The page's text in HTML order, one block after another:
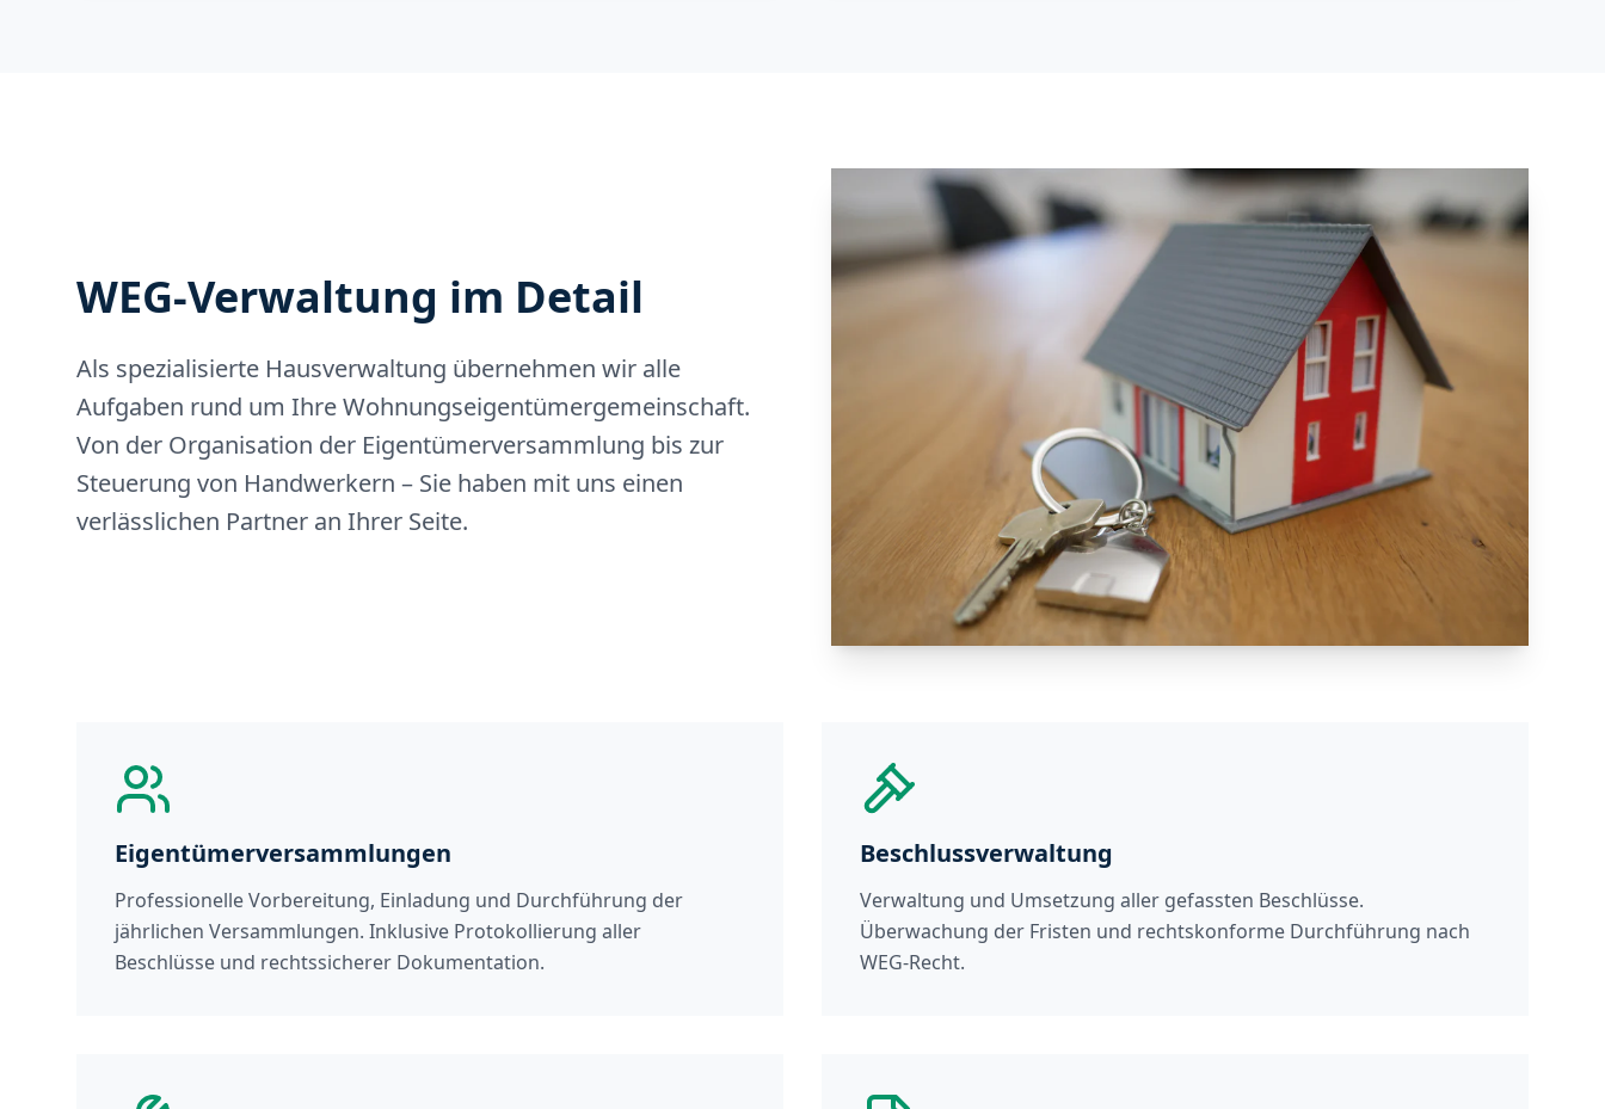
WEG-Verwaltung im Detail
Als spezialisierte Hausverwaltung übernehmen wir alle
Aufgaben rund um Ihre Wohnungseigentümergemeinschaft.
Von der Organisation der Eigentümerversammlung bis zur
Steuerung von Handwerkern – Sie haben mit uns einen
verlässlichen Partner an Ihrer Seite.
Eigentümerversammlungen
Professionelle Vorbereitung, Einladung und Durchführung der
jährlichen Versammlungen. Inklusive Protokollierung aller
Beschlüsse und rechtssicherer Dokumentation.
Beschlussverwaltung
Verwaltung und Umsetzung aller gefassten Beschlüsse.
Überwachung der Fristen und rechtskonforme Durchführung nach
WEG-Recht.